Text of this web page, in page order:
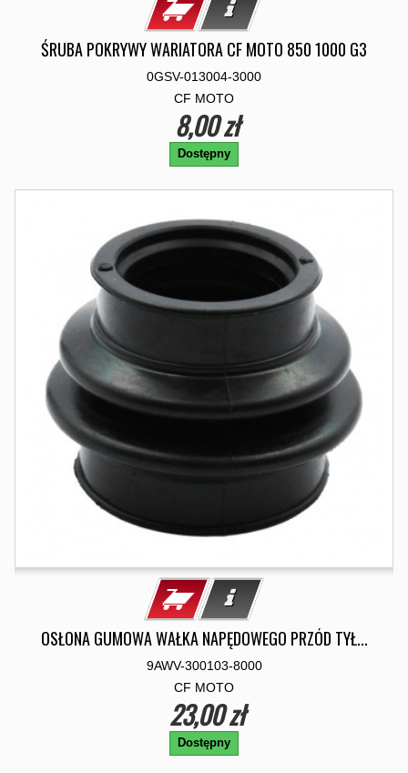
ŚRUBA POKRYWY WARIATORA CF MOTO 850 1000 G3
0GSV-013004-3000
CF MOTO
8,00 zł
Dostępny
OSŁONA GUMOWA WAŁKA NAPĘDOWEGO PRZÓD TYŁ...
9AWV-300103-8000
CF MOTO
23,00 zł
Dostępny